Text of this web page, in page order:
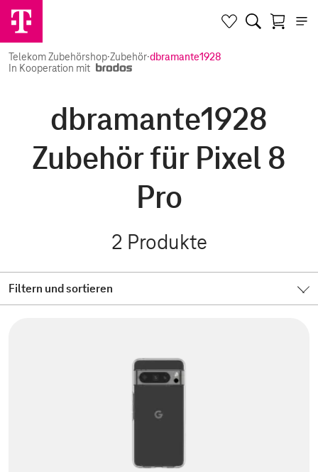
Telekom Zubehörshop·Zubehör·dbramante1928
In Kooperation mit
dbramante1928
Zubehör für Pixel 8
Pro
2 Produkte
Filtern und sortieren